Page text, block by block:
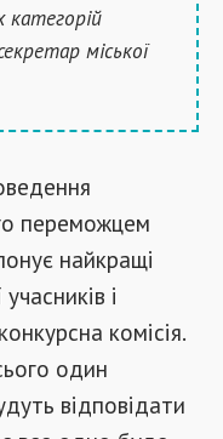
категорій
міської
переможцем
найкращі
і
комісія.
один
відповідати